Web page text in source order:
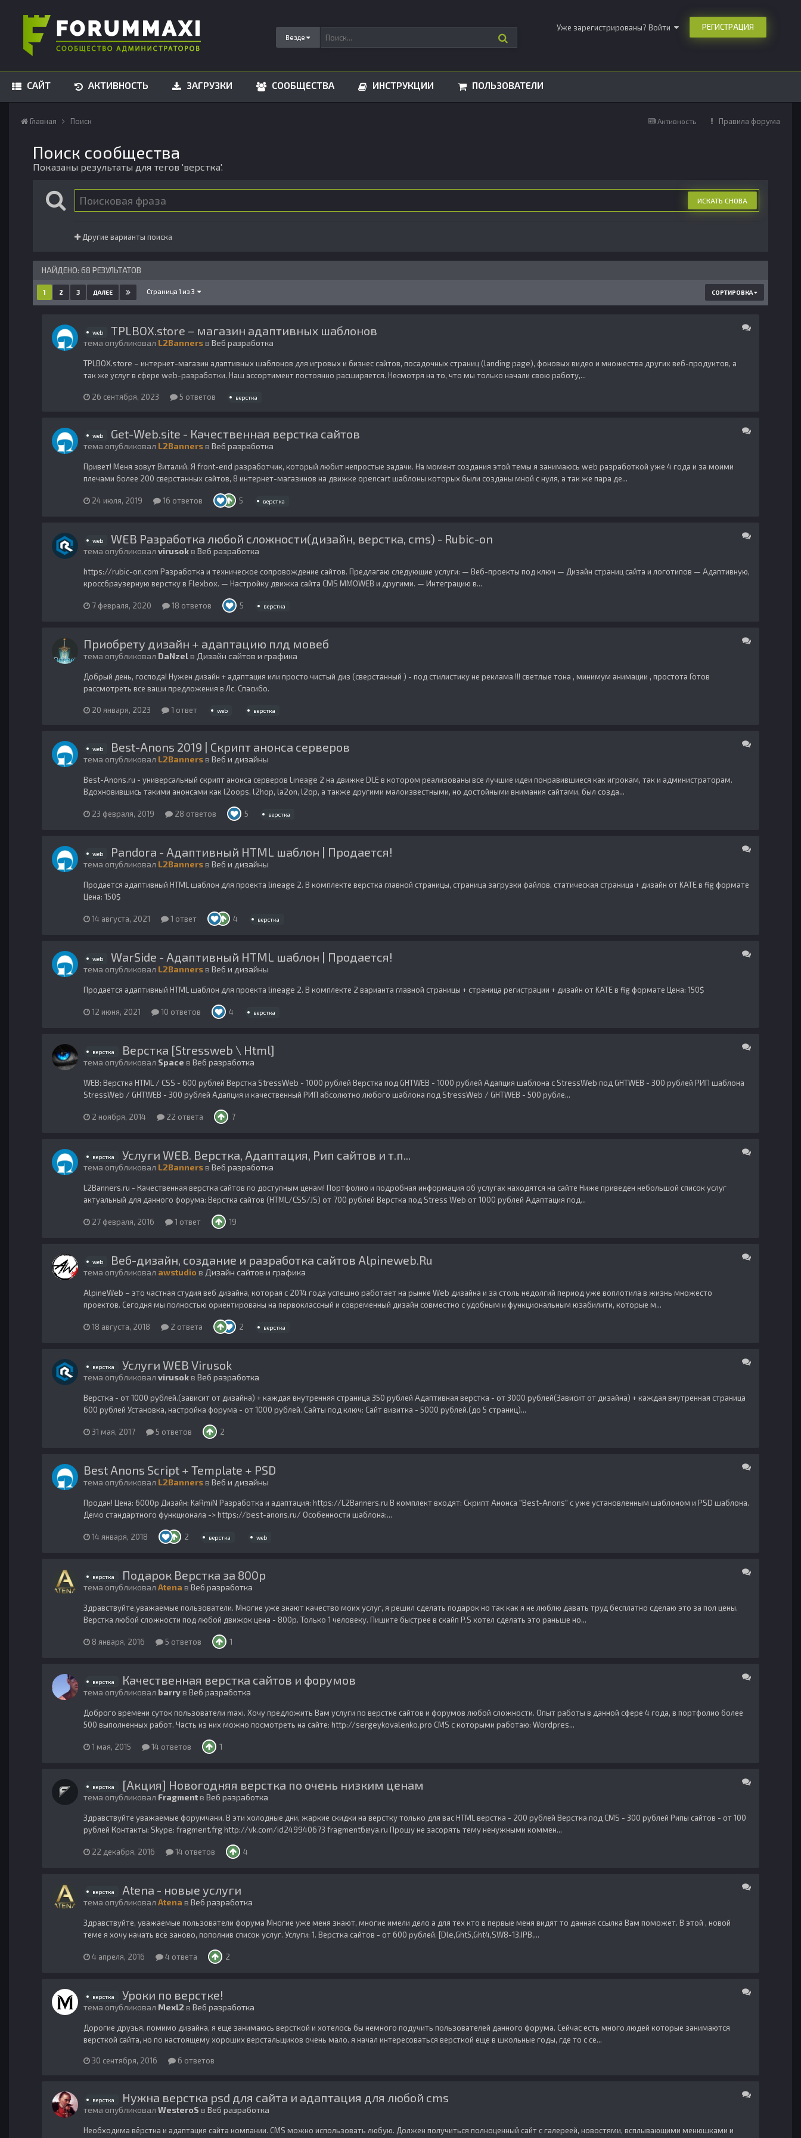
Везде
Уже зарегистрированы? Войти РЕГИСТРАЦИЯ
САЙТ АКТИВНОСТЬ ЗАГРУЗКИ СООБЩЕСТВА ИНСТРУКЦИИ ПОЛЬЗОВАТЕЛИ
Активность Правила форума
Главная Поиск
Поиск сообщества
Показаны результаты для тегов 'верстка'.
ИСКАТЬ СНОВА
Другие варианты поиска
НАЙДЕНО: 68 РЕЗУЛЬТАТОВ
1 2 3 ДАЛЕЕ Страница 1 из 3 СОРТИРОВКА
web TPLBOX.store – магазин адаптивных шаблонов
тема опубликовал L2Bannersв Веб разработка
TPLBOX.store – интернет-магазин адаптивных шаблонов для игровых и бизнес сайтов, посадочных страниц (landing page), фоновых видео и множества других веб-продуктов, а
так же услуг в сфере web-разработки. Наш ассортимент постоянно расширяется. Несмотря на то, что мы только начали свою работу,...
26 сентября, 2023 5 ответов верстка
web Get-Web.site - Качественная верстка сайтов
тема опубликовал L2Bannersв Веб разработка
Привет! Меня зовут Виталий. Я front-end разработчик, который любит непростые задачи. На момент создания этой темы я занимаюсь web разработкой уже 4 года и за моими
плечами более 200 сверстанных сайтов, 8 интернет-магазинов на движке opencart шаблоны которых были созданы мной с нуля, а так же пара де...
24 июля, 2019 16 ответов 5 верстка
web WEB Разработка любой сложности(дизайн, верстка, cms) - Rubic-on
тема опубликовал virusokв Веб разработка
https://rubic-on.com Разработка и техническое сопровождение сайтов. Предлагаю следующие услуги: — Веб-проекты под ключ — Дизайн страниц сайта и логотипов — Адаптивную,
кроссбраузерную верстку в Flexbox. — Настройку движка сайта CMS MMOWEB и другими. — Интеграцию в...
7 февраля, 2020 18 ответов 5 верстка
Приобрету дизайн + адаптацию плд мовеб
тема опубликовал DaNzelв Дизайн сайтов и графика
Добрый день, господа! Нужен дизайн + адаптация или просто чистый диз (сверстанный ) - под стилистику не реклама !!! светлые тона , минимум анимации , простота Готов
рассмотреть все ваши предложения в Лс. Спасибо.
20 января, 2023 1 ответ web верстка
web Best-Anons 2019 | Скрипт анонса серверов
тема опубликовал L2Bannersв Веб и дизайны
Best-Anons.ru - универсальный скрипт анонса серверов Lineage 2 на движке DLE в котором реализованы все лучшие идеи понравившиеся как игрокам, так и администраторам.
Вдохновившись такими анонсами как l2oops, l2hop, la2on, l2op, а также другими малоизвестными, но достойными внимания сайтами, был созда...
23 февраля, 2019 28 ответов 5 верстка
web Pandora - Адаптивный HTML шаблон | Продается!
тема опубликовал L2Bannersв Веб и дизайны
Продается адаптивный HTML шаблон для проекта lineage 2. В комплекте верстка главной страницы, страница загрузки файлов, статическая страница + дизайн от KATE в fig формате
Цена: 150$
14 августа, 2021 1 ответ 4 верстка
web WarSide - Адаптивный HTML шаблон | Продается!
тема опубликовал L2Bannersв Веб и дизайны
Продается адаптивный HTML шаблон для проекта lineage 2. В комплекте 2 варианта главной страницы + страница регистрации + дизайн от KATE в fig формате Цена: 150$
12 июня, 2021 10 ответов 4 верстка
верстка Верстка [Stressweb \ Html]
тема опубликовал Space в Веб разработка
WEB: Верстка HTML / CSS - 600 рублей Верстка StressWeb - 1000 рублей Верстка под GHTWEB - 1000 рублей Адапция шаблона с StressWeb под GHTWEB - 300 рублей РИП шаблона
StressWeb / GHTWEB - 300 рублей Адапция и качественный РИП абсолютно любого шаблона под StressWeb / GHTWEB - 500 рубле...
2 ноября, 2014 22 ответа 7
верстка Услуги WEB. Верстка, Адаптация, Рип сайтов и т.п...
тема опубликовал L2Bannersв Веб разработка
L2Banners.ru - Качественная верстка сайтов по доступным ценам! Портфолио и подробная информация об услугах находятся на сайте Ниже приведен небольшой список услуг
актуальный для данного форума: Верстка сайтов (HTML/CSS/JS) от 700 рублей Верстка под Stress Web от 1000 рублей Адаптация под...
27 февраля, 2016 1 ответ 19
web Веб-дизайн, создание и разработка сайтов Alpineweb.Ru
тема опубликовал awstudio в Дизайн сайтов и графика
AlpineWeb – это частная студия веб дизайна, которая с 2014 года успешно работает на рынке Web дизайна и за столь недолгий период уже воплотила в жизнь множесто
проектов. Сегодня мы полностью ориентированы на первоклассный и современный дизайн совместно с удобным и функциональным юзабилити, которые м...
18 августа, 2018 2 ответа 2 верстка
верстка Услуги WEB Virusok
тема опубликовал virusokв Веб разработка
Верстка - от 1000 рублей.(зависит от дизайна) + каждая внутренняя страница 350 рублей Адаптивная верстка - от 3000 рублей(Зависит от дизайна) + каждая внутренная страница
600 рублей Установка, настройка форума - от 1000 рублей. Сайты под ключ: Сайт визитка - 5000 рублей.(до 5 страниц)...
31 мая, 2017 5 ответов 2
Best Anons Script + Template + PSD
тема опубликовал L2Bannersв Веб и дизайны
Продан! Цена: 6000р Дизайн: KaRmiN Разработка и адаптация: https://L2Banners.ru В комплект входят: Скрипт Анонса "Best-Anons" с уже установленным шаблоном и PSD шаблона.
Демо стандартного функционала -> https://best-anons.ru/ Особенности шаблона:...
14 января, 2018 2 верстка web
верстка Подарок Верстка за 800р
тема опубликовал Atena в Веб разработка
Здравствуйте,уважаемые пользователи. Многие уже знают качество моих услуг, я решил сделать подарок но так как я не люблю давать труд бесплатно сделаю это за пол цены.
Верстка любой сложности под любой движок цена - 800р. Только 1 человеку. Пишите быстрее в скайп P.S хотел сделать это раньше но...
8 января, 2016 5 ответов 1
верстка Качественная верстка сайтов и форумов
тема опубликовал barryв Веб разработка
Доброго времени суток пользователи maxi. Хочу предложить Вам услуги по верстке сайтов и форумов любой сложности. Опыт работы в данной сфере 4 года, в портфолио более
500 выполненных работ. Часть из них можно посмотреть на сайте: http://sergeykovalenko.pro CMS с которыми работаю: Wordpres...
1 мая, 2015 14 ответов 1
верстка [Акция] Новогодняя верстка по очень низким ценам
тема опубликовал Fragmentв Веб разработка
Здравствуйте уважаемые форумчани. В эти холодные дни, жаркие скидки на верстку только для вас HTML верстка - 200 рублей Верстка под CMS - 300 рублей Рипы сайтов - от 100
рублей Контакты: Skype: fragment.frg http://vk.com/id249940673 fragment6@ya.ru Прошу не засорять тему ненужными коммен...
22 декабря, 2016 14 ответов 4
верстка Atena - новые услуги
тема опубликовал Atena в Веб разработка
Здравствуйте, уважаемые пользователи форума Многие уже меня знают, многие имели дело а для тех кто в первые меня видят то данная ссылка Вам поможет. В этой , новой
теме я хочу начать всё заново, пополнив список услуг. Услуги: 1. Верстка сайтов - от 600 рублей. [Dle,Ght5,Ght4,SW8-13,IPB,...
4 апреля, 2016 4 ответа 2
верстка Уроки по верстке!
тема опубликовал Mexl2 в Веб разработка
Дорогие друзья, помимо дизайна, я еще занимаюсь версткой и хотелось бы немного подучить пользователей данного форума. Сейчас есть много людей которые занимаются
версткой сайта, но по настоящему хороших верстальщиков очень мало. я начал интересоваться версткой еще в школьные годы, где то с се...
30 сентября, 2016 6 ответов
верстка Нужна верстка psd для сайта и адаптация для любой cms
тема опубликовал WesteroS в Веб разработка
Необходима вёрстка и адаптация сайта компании. CMS можно использовать любую. Должен получиться полноценный сайт с галереей, новостями, всплывающими менюшками и